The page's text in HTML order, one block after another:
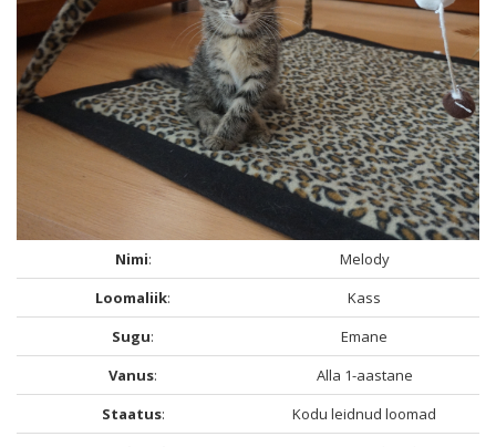
Nimi:
Melody
Loomaliik:
Kass
Sugu:
Emane
Vanus:
Alla 1-aastane
Staatus:
Kodu leidnud loomad